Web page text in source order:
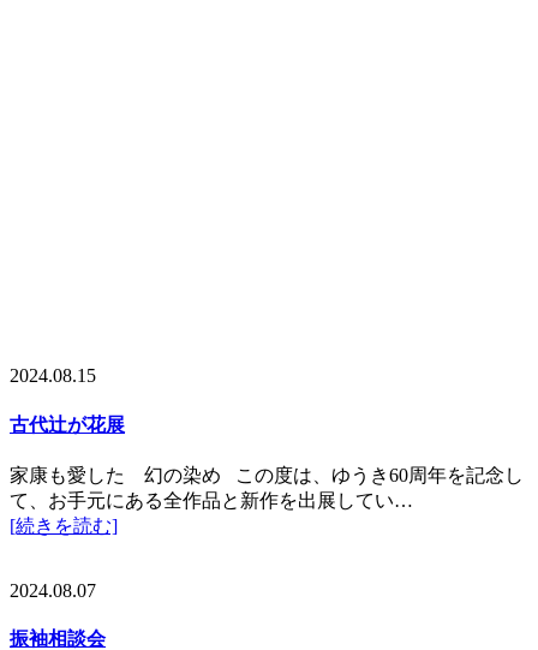
2024.08.15
古代辻が花展
家康も愛した 幻の染め この度は、ゆうき60周年を記念し
て、お手元にある全作品と新作を出展してい…
[続きを読む]
2024.08.07
振袖相談会